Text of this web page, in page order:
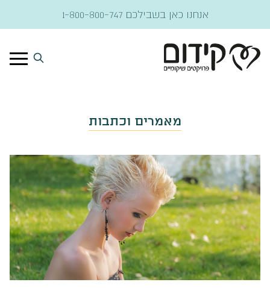
אנחנו כאן בשבילכם 1-800-800-747
מאמרים וכתבות